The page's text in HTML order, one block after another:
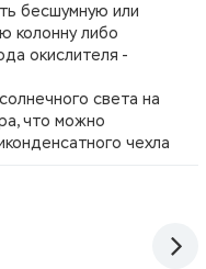
бесшумную или
колонну либо
окислителя -
света на
что можно
чехла